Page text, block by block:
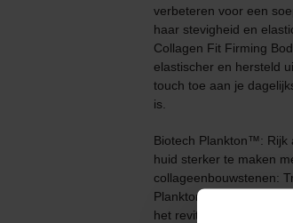
verbeteren voor een
haar stevigheid en
Collagen Fit Firming
elastischer en hersteld
touch toe aan je
is.
Biotech Plankton™: Rijk
huid sterker te maken
collageenbouwstenen:
Plankton + Cafeïne
het revitaliseren van de